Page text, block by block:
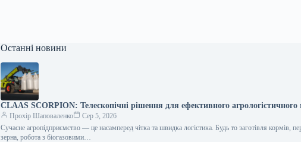
Останні новини
CLAAS SCORPION: Телескопічні рішення для ефективного
Прохір Шаповаленко
Сер 5, 2026
Сучасне агропідприємство — це насамперед чітка та швидка логістика. Будь то заготівля кормів,
зерна, робота з біогазовими…